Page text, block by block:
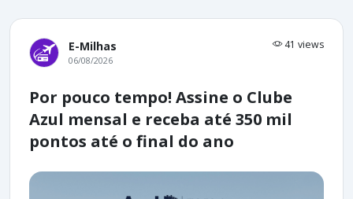
E-Milhas 41 views
06/08/2026
Por pouco tempo! Assine o Clube
Azul mensal e receba até 350 mil
pontos até o final do ano